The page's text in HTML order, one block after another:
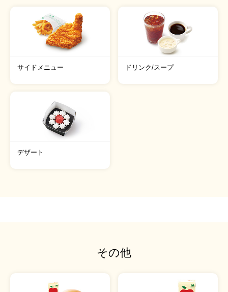
サイドメニュー ドリンク/スープ
デザート
その他